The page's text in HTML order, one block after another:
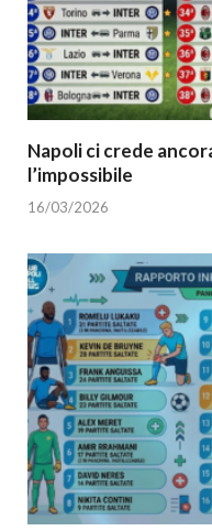
Napoli ci crede
l’impossibile
16/03/2026